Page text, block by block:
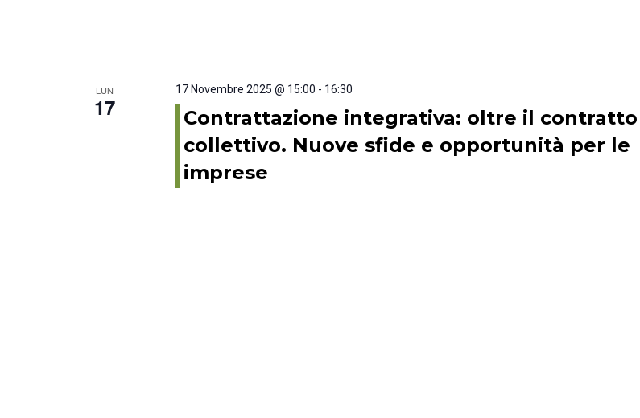
LUN
17
17 Novembre 2025 @ 15:00 - 16:30
Contrattazione integrativa: oltre il contratto
collettivo. Nuove sfide e opportunità per le
imprese